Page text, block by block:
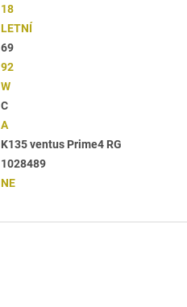
18
LETNÍ
69
92
W
C
A
K135 ventus Prime4 RG
1028489
NE